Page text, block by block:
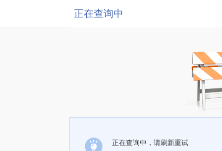
正在查询中
正在查询中，请刷新重试